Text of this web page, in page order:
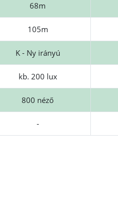
68m
105m
K - Ny irányú
kb. 200 lux
800 néző
-